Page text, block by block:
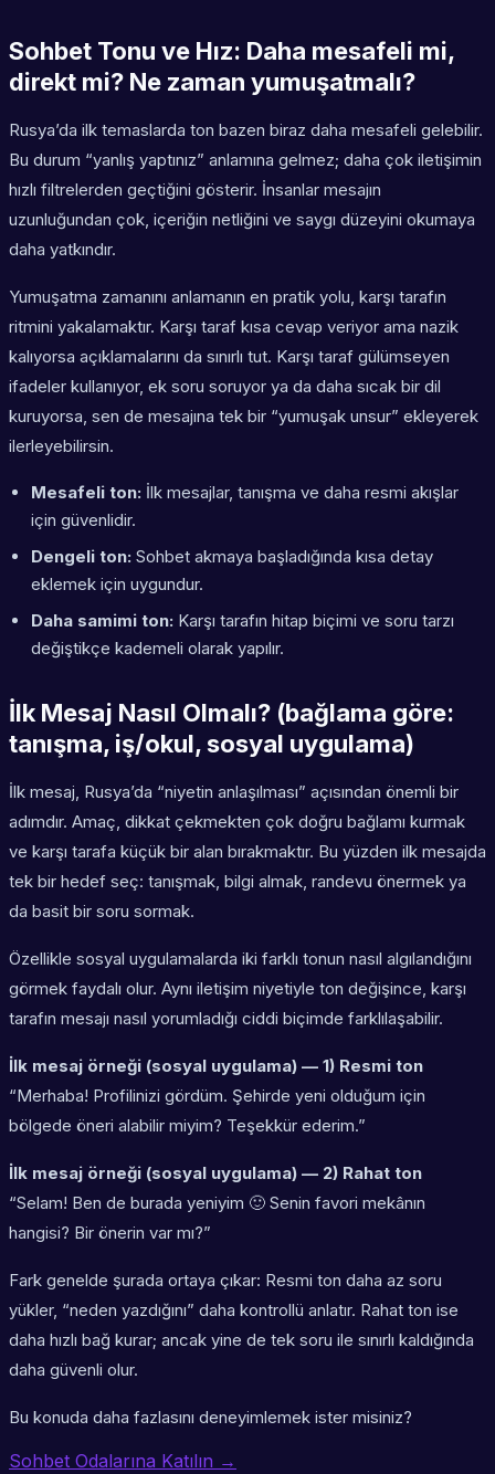
Sohbet Tonu ve Hız: Daha mesafeli mi,
direkt mi? Ne zaman yumuşatmalı?
Rusya’da ilk temaslarda ton bazen biraz daha mesafeli gelebilir.
Bu durum “yanlış yaptınız” anlamına gelmez; daha çok iletişimin
hızlı filtrelerden geçtiğini gösterir. İnsanlar mesajın
uzunluğundan çok, içeriğin netliğini ve saygı düzeyini okumaya
daha yatkındır.
Yumuşatma zamanını anlamanın en pratik yolu, karşı tarafın
ritmini yakalamaktır. Karşı taraf kısa cevap veriyor ama nazik
kalıyorsa açıklamalarını da sınırlı tut. Karşı taraf gülümseyen
ifadeler kullanıyor, ek soru soruyor ya da daha sıcak bir dil
kuruyorsa, sen de mesajına tek bir “yumuşak unsur” ekleyerek
ilerleyebilirsin.
Mesafeli ton: İlk mesajlar, tanışma ve daha resmi akışlar
için güvenlidir.
Dengeli ton: Sohbet akmaya başladığında kısa detay
eklemek için uygundur.
Daha samimi ton: Karşı tarafın hitap biçimi ve soru tarzı
değiştikçe kademeli olarak yapılır.
İlk Mesaj Nasıl Olmalı? (bağlama göre:
tanışma, iş/okul, sosyal uygulama)
İlk mesaj, Rusya’da “niyetin anlaşılması” açısından önemli bir
adımdır. Amaç, dikkat çekmekten çok doğru bağlamı kurmak
ve karşı tarafa küçük bir alan bırakmaktır. Bu yüzden ilk mesajda
tek bir hedef seç: tanışmak, bilgi almak, randevu önermek ya
da basit bir soru sormak.
Özellikle sosyal uygulamalarda iki farklı tonun nasıl algılandığını
görmek faydalı olur. Aynı iletişim niyetiyle ton değişince, karşı
tarafın mesajı nasıl yorumladığı ciddi biçimde farklılaşabilir.
İlk mesaj örneği (sosyal uygulama) — 1) Resmi ton
“Merhaba! Profilinizi gördüm. Şehirde yeni olduğum için
bölgede öneri alabilir miyim? Teşekkür ederim.”
İlk mesaj örneği (sosyal uygulama) — 2) Rahat ton
“Selam! Ben de burada yeniyim 🙂 Senin favori mekânın
hangisi? Bir önerin var mı?”
Fark genelde şurada ortaya çıkar: Resmi ton daha az soru
yükler, “neden yazdığını” daha kontrollü anlatır. Rahat ton ise
daha hızlı bağ kurar; ancak yine de tek soru ile sınırlı kaldığında
daha güvenli olur.
Bu konuda daha fazlasını deneyimlemek ister misiniz?
Sohbet Odalarına Katılın →